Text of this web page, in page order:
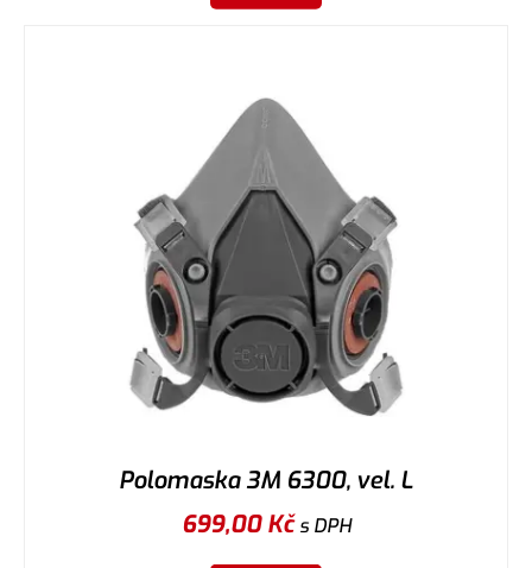
Polomaska 3M 6300, vel. L
699,00Kčs DPH